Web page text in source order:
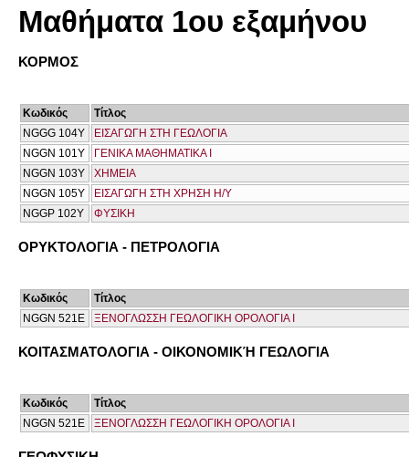
Μαθήματα 1ου εξαμήνου
ΚΟΡΜΟΣ
Κωδικός
Τίτλος
NGGG 104Y
ΕΙΣΑΓΩΓΗ ΣΤΗ ΓΕΩΛΟΓΙΑ
NGGN 101Y
ΓΕΝΙΚΑ ΜΑΘΗΜΑΤΙΚΑ Ι
NGGN 103Y
ΧΗΜΕΙΑ
NGGN 105Y
ΕΙΣΑΓΩΓΗ ΣΤΗ ΧΡΗΣΗ Η/Υ
NGGP 102Y
ΦΥΣΙΚΗ
ΟΡΥΚΤΟΛΟΓΙΑ - ΠΕΤΡΟΛΟΓΙΑ
Κωδικός
Τίτλος
NGGN 521Ε
ΞΕΝΟΓΛΩΣΣΗ ΓΕΩΛΟΓΙΚΗ ΟΡΟΛΟΓΙΑ Ι
ΚΟΙΤΑΣΜΑΤΟΛΟΓΙΑ - ΟΙΚΟΝΟΜΙΚΉ ΓΕΩΛΟΓΙΑ
Κωδικός
Τίτλος
NGGN 521Ε
ΞΕΝΟΓΛΩΣΣΗ ΓΕΩΛΟΓΙΚΗ ΟΡΟΛΟΓΙΑ Ι